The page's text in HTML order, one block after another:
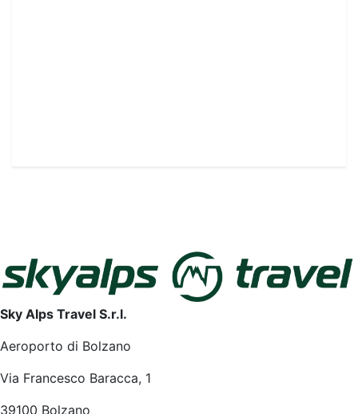
Sky Alps Travel S.r.l.
Aeroporto di Bolzano
Via Francesco Baracca, 1
39100 Bolzano